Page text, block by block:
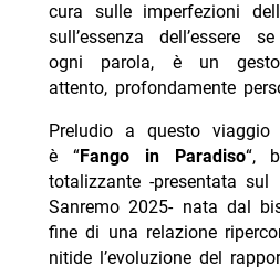
cura sulle imperfezioni
sull’essenza dell’essere
ogni parola, è un
attento, profondamente
Preludio a questo
è “Fango in Paradiso“,
totalizzante -presentata
Sanremo 2025- nata dal
fine di una relazione
nitide l’evoluzione del